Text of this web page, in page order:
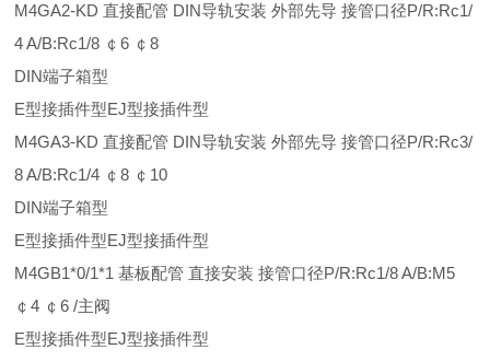
M4GA2-KD 直接配管 DIN导轨安装 外部先导 接管口径P/R:Rc1/
4 A/B:Rc1/8 ￠6 ￠8
DIN端子箱型
E型接插件型EJ型接插件型
M4GA3-KD 直接配管 DIN导轨安装 外部先导 接管口径P/R:Rc3/
8 A/B:Rc1/4 ￠8 ￠10
DIN端子箱型
E型接插件型EJ型接插件型
M4GB1*0/1*1 基板配管 直接安装 接管口径P/R:Rc1/8 A/B:M5
￠4 ￠6 /主阀
E型接插件型EJ型接插件型